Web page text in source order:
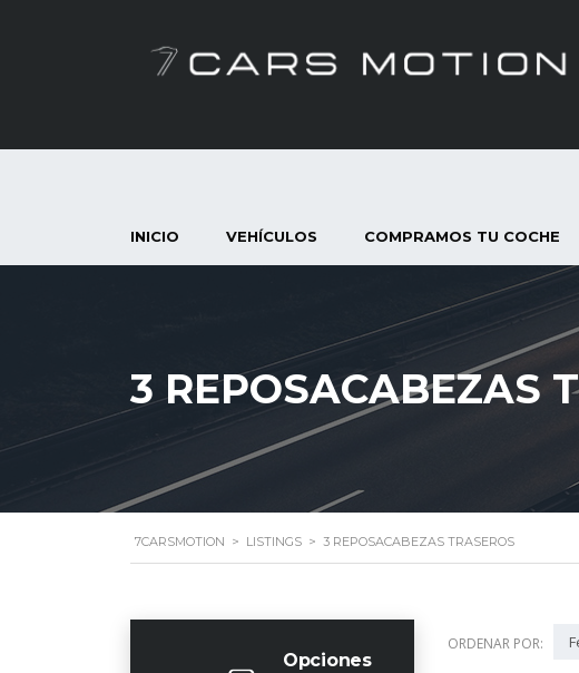
INICIO VEHÍCULOS COMPRAMOS TU COCHE
3 REPOSACABEZAS
7CARSMOTION > LISTINGS > 3 REPOSACABEZAS TRASEROS
Opciones
ORDENAR POR: